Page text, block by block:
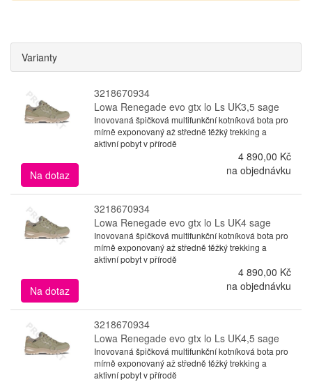
Varianty
3218670934
Lowa Renegade evo gtx lo Ls UK3,5 sage
Inovovaná špičková multifunkční kotníková bota pro
mírně exponovaný až středně těžký trekking a
aktivní pobyt v přírodě
4 890,00 Kč
Na dotaz
na objednávku
3218670934
Lowa Renegade evo gtx lo Ls UK4 sage
Inovovaná špičková multifunkční kotníková bota pro
mírně exponovaný až středně těžký trekking a
aktivní pobyt v přírodě
4 890,00 Kč
Na dotaz
na objednávku
3218670934
Lowa Renegade evo gtx lo Ls UK4,5 sage
Inovovaná špičková multifunkční kotníková bota pro
mírně exponovaný až středně těžký trekking a
aktivní pobyt v přírodě